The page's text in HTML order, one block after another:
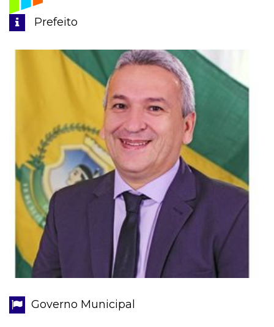
Prefeito
Governo Municipal